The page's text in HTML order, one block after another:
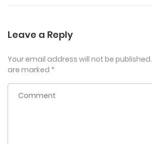
Leave a Reply
Your email address will not be published.
are marked *